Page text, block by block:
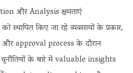
और Analysis क्षमताएं
किए जा रहे व्यवसायों के प्रकार,
approval process के दौरान
के बारे में valuable insights